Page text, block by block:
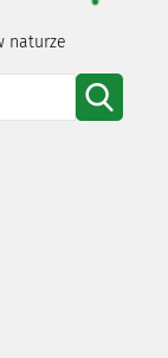
naturze